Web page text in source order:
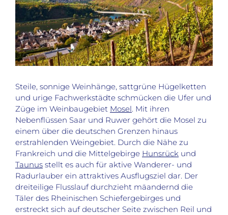
Steile, sonnige Weinhänge, sattgrüne Hügelketten
und urige Fachwerkstädte schmücken die Ufer und
Züge im Weinbaugebiet Mosel. Mit ihren
Nebenflüssen Saar und Ruwer gehört die Mosel zu
einem über die deutschen Grenzen hinaus
erstrahlenden Weingebiet. Durch die Nähe zu
Frankreich und die Mittelgebirge Hunsrück und
Taunus stellt es auch für aktive Wanderer- und
Radurlauber ein attraktives Ausflugsziel dar. Der
dreiteilige Flusslauf durchzieht mäandernd die
Täler des Rheinischen Schiefergebirges und
erstreckt sich auf deutscher Seite zwischen Reil und